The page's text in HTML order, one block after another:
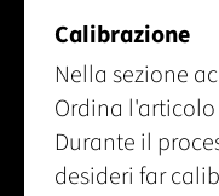
Calibrazione
Nella sezione
Ordina
Durante il
desideri far